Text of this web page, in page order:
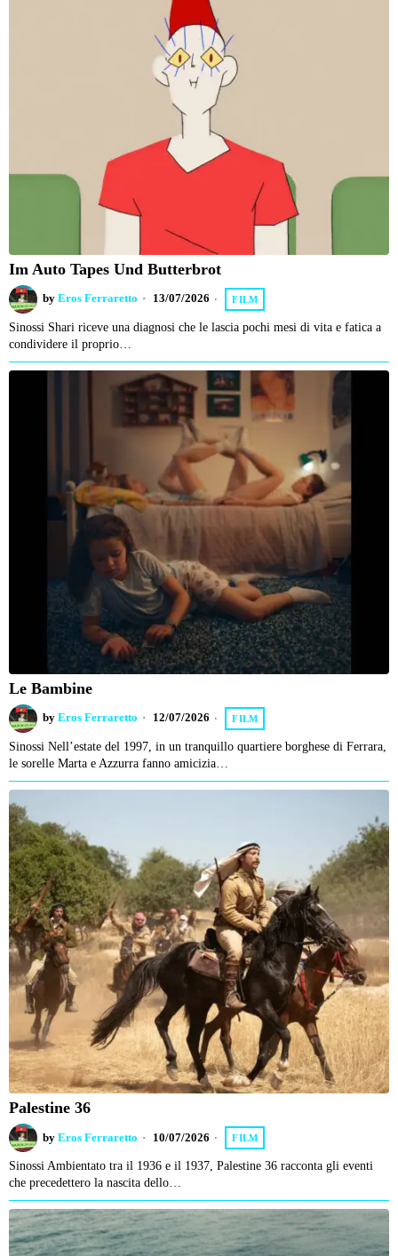
Im Auto Tapes Und Butterbrot
by Eros Ferraretto 13/07/2026 FILM
Sinossi Shari riceve una diagnosi che le lascia pochi mesi di vita e fatica a
condividere il proprio…
Le Bambine
by Eros Ferraretto 12/07/2026 FILM
Sinossi Nell’estate del 1997, in un tranquillo quartiere borghese di Ferrara,
le sorelle Marta e Azzurra fanno amicizia…
Palestine 36
by Eros Ferraretto 10/07/2026 FILM
Sinossi Ambientato tra il 1936 e il 1937, Palestine 36 racconta gli eventi
che precedettero la nascita dello…